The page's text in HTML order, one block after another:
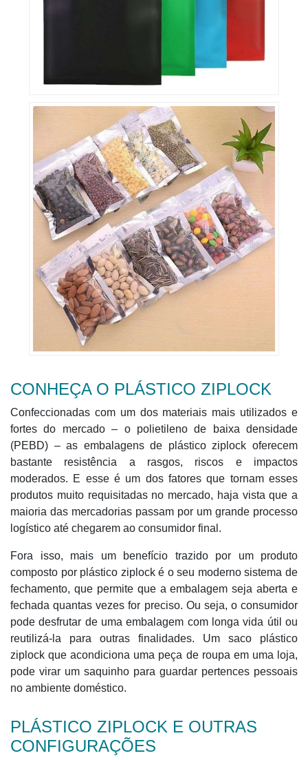
CONHEÇA O PLÁSTICO ZIPLOCK
Confeccionadas com um dos materiais mais utilizados e
fortes do mercado – o polietileno de baixa densidade
(PEBD) – as embalagens de plástico ziplock oferecem
bastante resistência a rasgos, riscos e impactos
moderados. E esse é um dos fatores que tornam esses
produtos muito requisitadas no mercado, haja vista que a
maioria das mercadorias passam por um grande processo
logístico até chegarem ao consumidor final.
Fora isso, mais um benefício trazido por um produto
composto por plástico ziplock é o seu moderno sistema de
fechamento, que permite que a embalagem seja aberta e
fechada quantas vezes for preciso. Ou seja, o consumidor
pode desfrutar de uma embalagem com longa vida útil ou
reutilizá-la para outras finalidades. Um saco plástico
ziplock que acondiciona uma peça de roupa em uma loja,
pode virar um saquinho para guardar pertences pessoais
no ambiente doméstico.
PLÁSTICO ZIPLOCK E OUTRAS
CONFIGURAÇÕES